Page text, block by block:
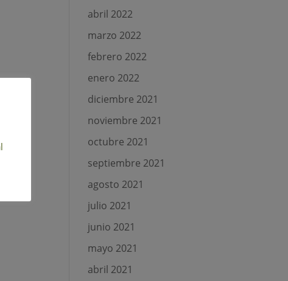
abril 2022
marzo 2022
febrero 2022
enero 2022
diciembre 2021
noviembre 2021
octubre 2021
septiembre 2021
agosto 2021
julio 2021
junio 2021
mayo 2021
abril 2021